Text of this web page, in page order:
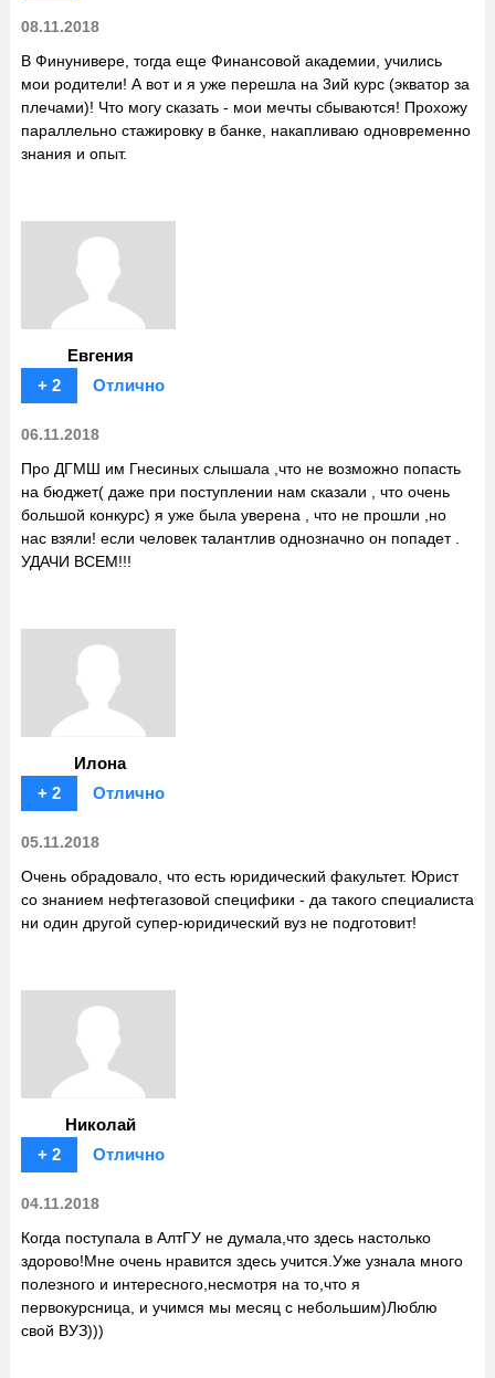
08.11.2018
В Финунивере, тогда еще Финансовой академии, учились
мои родители! А вот и я уже перешла на 3ий курс (экватор за
плечами)! Что могу сказать - мои мечты сбываются! Прохожу
параллельно стажировку в банке, накапливаю одновременно
знания и опыт.
Евгения
+ 2
Отлично
06.11.2018
Про ДГМШ им Гнесиных слышала ,что не возможно попасть
на бюджет( даже при поступлении нам сказали , что очень
большой конкурс) я уже была уверена , что не прошли ,но
нас взяли! если человек талантлив однозначно он попадет .
УДАЧИ ВСЕМ!!!
Илона
+ 2
Отлично
05.11.2018
Очень обрадовало, что есть юридический факультет. Юрист
со знанием нефтегазовой специфики - да такого специалиста
ни один другой супер-юридический вуз не подготовит!
Николай
+ 2
Отлично
04.11.2018
Когда поступала в АлтГУ не думала,что здесь настолько
здорово!Мне очень нравится здесь учится.Уже узнала много
полезного и интересного,несмотря на то,что я
первокурсница, и учимся мы месяц с небольшим)Люблю
свой ВУЗ)))